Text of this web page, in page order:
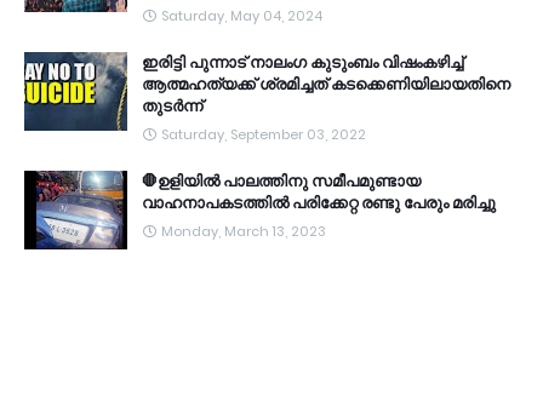
Saturday, May 04, 2024
ഇരിട്ടി പുന്നാട് നാലംഗ കുടുംബം വിഷംകഴിച്ച്‌
ആത്മഹത്യക്ക് ശ്രമിച്ചത് കടക്കെണിയിലായതിനെ
തുടർന്ന്
Saturday, September 03, 2022
🛑ഉളിയിൽ പാലത്തിനു സമീപമുണ്ടായ
വാഹനാപകടത്തിൽ പരിക്കേറ്റ രണ്ടു പേരും മരിച്ചു
Monday, March 13, 2023